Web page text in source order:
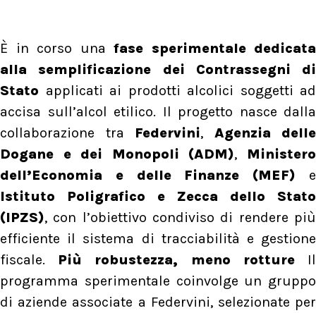
È in corso una fase sperimentale dedicata
alla semplificazione dei Contrassegni di
Stato applicati ai prodotti alcolici soggetti ad
accisa sull’alcol etilico. Il progetto nasce dalla
collaborazione tra Federvini, Agenzia delle
Dogane e dei Monopoli (ADM), Ministero
dell’Economia e delle Finanze (MEF) e
Istituto Poligrafico e Zecca dello Stato
(IPZS), con l’obiettivo condiviso di rendere più
efficiente il sistema di tracciabilità e gestione
fiscale. Più robustezza, meno rottureIl
programma sperimentale coinvolge un gruppo
di aziende associate a Federvini, selezionate per